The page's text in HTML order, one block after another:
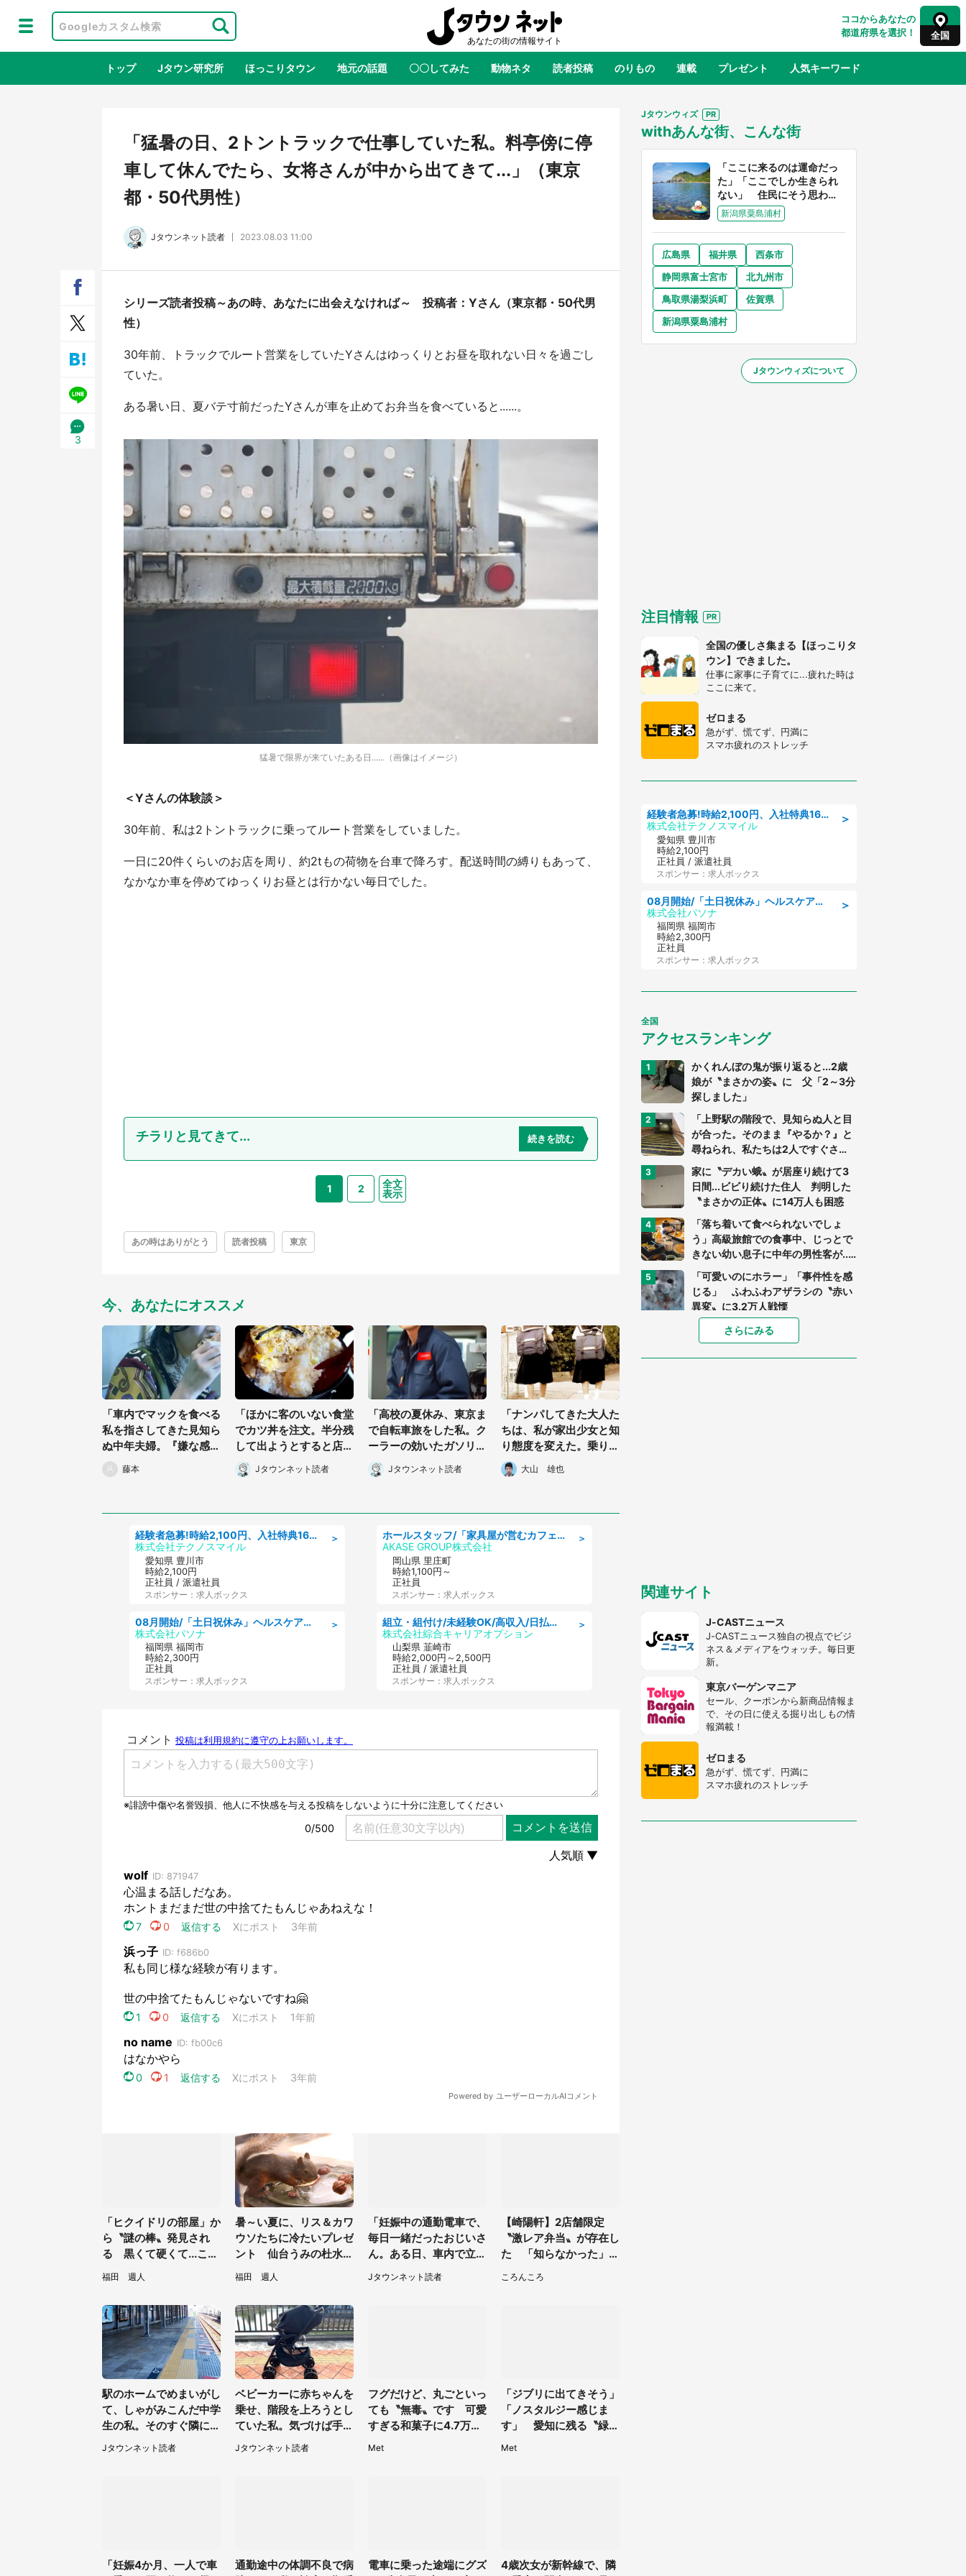
ココからあなたの
都道府県を選択！
全国
全国 全国
東北 青森 岩手 宮城 山形 福島
関東 茨城 栃木 群馬 千葉 東京 神奈川
奈良 和歌山
山口
四国 徳島 香川 愛媛
大分 宮崎
トップ Jタウン研究所 ほっこりタウン 地元の話題 〇〇してみた 動物ネタ 読者投稿 のりもの 連載 プレゼント 人気キーワード
地域×二次元 絶景 あの時はありがとう 物語がはじまる町へ ふるさと納税
だった鬼太郎グッズ買える 銀座・博
品館TOY PARKへ急げ【8／8～31】
服！？ 県公式プロモ動画で「聖地」
『薬屋のひとりごと』の〝舞〟の世界
に入り込む 六本木ヒルズ展望台でコ
日向翔陽＆影山飛雄が笹かまを食べ
る！ アニメ『ハイキュー！！』×老
舗「鐘崎」コラボで限定グッズも【8
／1～31】
もっとみる
「猛暑の日、2トントラックで仕事していた私。料亭傍に停
車して休んでたら、女将さんが中から出てきて...」（東京
都・50代男性）
Jタウンネット読者 2023.08.03 11:00
3
シリーズ読者投稿～あの時、あなたに出会えなければ～ 投稿者：Yさん（東京都・50代男
性）
30年前、トラックでルート営業をしていたYさんはゆっくりとお昼を取れない日々を過ごし
ていた。
ある暑い日、夏バテ寸前だったYさんが車を止めてお弁当を食べていると......。
猛暑で限界が来ていたある日......（画像はイメージ）
＜Yさんの体験談＞
30年前、私は2トントラックに乗ってルート営業をしていました。
一日に20件くらいのお店を周り、約2tもの荷物を台車で降ろす。配送時間の縛りもあって、
なかなか車を停めてゆっくりお昼とは行かない毎日でした。
チラリと見てきて... 続きを読む
1 2
全文
表示
あの時はありがとう 読者投稿 東京
今、あなたにオススメ
「車内でマックを食べる
私を指さしてきた見知ら
ぬ中年夫婦。『嫌な感
じ』と思っていたらコン
コンとノックされ...」
藤本
「ほかに客のいない食堂
でカツ丼を注文。半分残
して出ようとすると店の
おばさんが『お兄ちゃ
ん...』」（千葉県・70
Jタウンネット読者
「高校の夏休み、東京ま
で自転車旅をした私。ク
ーラーの効いたガソリン
スタンドで途中休憩して
たら店長のおじさん
Jタウンネット読者
「ナンパしてきた大人た
ちは、私が家出少女と知
り態度を変えた。乗り込
んだ車はどんどん街から
離れていって...」（北海
大山 雄也
＞
経験者急募!時給2,100円、入社特典168万円の自動車製造業務/トヨタ自動車/tutumi
株式会社テクノスマイル
愛知県 豊川市
時給2,100円
正社員 / 派遣社員
スポンサー：求人ボックス
＞
08月開始/「土日祝休み」ヘルスケア業界の産業保健師/高時給/未経験OK/要資格:保健師、正看護師
株式会社パソナ
福岡県 福岡市
時給2,300円
正社員
スポンサー：求人ボックス
＞
ホールスタッフ/「家具屋が営むカフェスタッフ!」週2日～OK!嬉しいまかない付き/岡山県/浅口郡里庄町
AKASE GROUP株式会社
岡山県 里庄町
時給1,100円～
正社員
スポンサー：求人ボックス
＞
組立・組付け/未経験OK/高収入/日払いOK/寮費無料/日勤
株式会社綜合キャリアオプション
山梨県 韮崎市
時給2,000円～2,500円
正社員 / 派遣社員
スポンサー：求人ボックス
「ヒクイドリの部屋」か
ら〝謎の棒〟発見され
る 黒くて硬くて...これ
は何？動物園に聞く
福田 週人
暑～い夏に、リス＆カワ
ウソたちに冷たいプレゼ
ント 仙台うみの杜水族
館の企画がやさしい【7
／31～8／23】
福田 週人
「妊娠中の通勤電車で、
毎日一緒だったおじいさ
ん。ある日、車内で立っ
てたら後ろから...」
Jタウンネット読者
【崎陽軒】2店舗限定
〝激レア弁当〟が存在し
た 「知らなかった」
ったなんて...」
ころんころ
駅のホームでめまいがし
て、しゃがみこんだ中学
生の私。そのすぐ隣にス
ーツの男性が座ってきて
（千葉県・20代女性）
Jタウンネット読者
ベビーカーに赤ちゃんを
乗せ、階段を上ろうとし
ていた私。気づけば手か
らベビーカーが消えてい
て（神奈川県・60代女
Jタウンネット読者
フグだけど、丸ごといっ
ても〝無毒〟です 可愛
すぎる和菓子に4.7万人
Met
「ジブリに出てきそう」
「ノスタルジー感じま
す」 愛知に残る〝緑の
Met
「妊娠4か月、一人で車
通勤途中の体調不良で病
電車に乗った途端にグズ
4歳次女が新幹線で、隣
Jタウンウィズ
withあんな街、こんな街
「ここに来るのは運命だっ
た」「ここでしか生きられ
ない」 住民にそう思わせ
る離島「粟島」の魅力【移
住婚受付中】
新潟県粟島浦村
広島県 福井県
西条市
静岡県富士宮市
北九州市
鳥取県湯梨浜町
佐賀県
新潟県粟島浦村
Jタウンウィズについて
注目情報
全国の優しさ集まる【ほっこりタ
ウン】できました。
仕事に家事に子育てに...疲れた時は
ここに来て。
ゼロまる
急がず、慌てず、円満に
スマホ疲れのストレッチ
＞
経験者急募!時給2,100円、入社特典168万円の自動車製造業務/トヨタ自動車/tutumi
株式会社テクノスマイル
愛知県 豊川市
時給2,100円
正社員 / 派遣社員
スポンサー：求人ボックス
＞
08月開始/「土日祝休み」ヘルスケア業界の産業保健師/高時給/未経験OK/要資格:保健師、正看護師
株式会社パソナ
福岡県 福岡市
時給2,300円
正社員
スポンサー：求人ボックス
全国
アクセスランキング
かくれんぼの鬼が振り返ると...2歳
娘が〝まさかの姿〟に 父「2～3分
探しました」
「上野駅の階段で、見知らぬ人と目
が合った。そのまま『やるか？』と
尋ねられ、私たちは2人ですぐさ
ま...」（茨城県・70代男性）
家に〝デカい蛾〟が居座り続けて3
日間...ビビり続けた住人 判明した
〝まさかの正体〟に14万人も困惑
「落ち着いて食べられないでしょ
う」高級旅館での食事中、じっとで
きない幼い息子に中年の男性客が...
（東京都・40代男性）
「可愛いのにホラー」「事件性を感
じる」 ふわふわアザラシの〝赤い
異変〟に3.2万人戦慄
「孫にあげると思って、あなたにこ
れをあげる」 真夏の山道で見知ら
ぬお婆さんに握らされたもの（山口
さらにみる
関連サイト
J-CASTニュース
J-CASTニュース独自の視点でビジ
ネス＆メディアをウォッチ。毎日更
新。
東京バーゲンマニア
セール、クーポンから新商品情報ま
で、その日に使える掘り出しもの情
報満載！
ゼロまる
急がず、慌てず、円満に
スマホ疲れのストレッチ